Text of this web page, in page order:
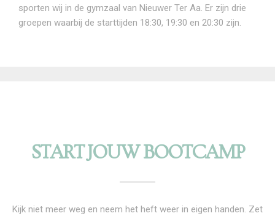
sporten wij in de gymzaal van Nieuwer Ter Aa. Er zijn drie
groepen waarbij de starttijden 18:30, 19:30 en 20:30 zijn.
START JOUW BOOTCAMP
Kijk niet meer weg en neem het heft weer in eigen handen. Zet